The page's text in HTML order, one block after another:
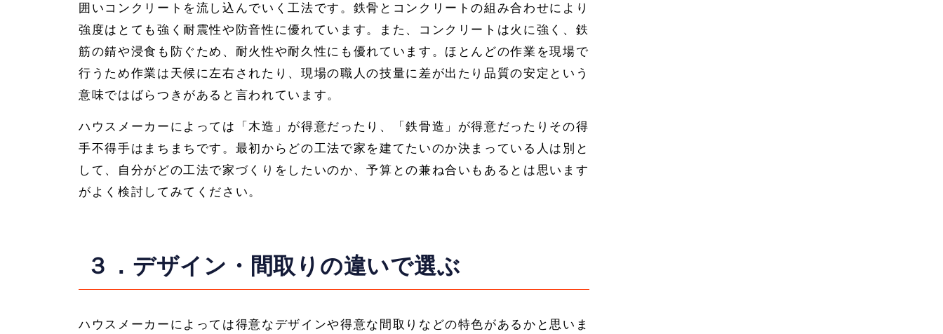
囲いコンクリートを流し込んでいく工法です。鉄骨とコンクリートの組み合わせにより
強度はとても強く耐震性や防音性に優れています。また、コンクリートは火に強く、鉄
筋の錆や浸食も防ぐため、耐火性や耐久性にも優れています。ほとんどの作業を現場で
行うため作業は天候に左右されたり、現場の職人の技量に差が出たり品質の安定という
意味ではばらつきがあると言われています。
ハウスメーカーによっては「木造」が得意だったり、「鉄骨造」が得意だったりその得
手不得手はまちまちです。最初からどの工法で家を建てたいのか決まっている人は別と
して、自分がどの工法で家づくりをしたいのか、予算との兼ね合いもあるとは思います
がよく検討してみてください。
３．デザイン・間取りの違いで選ぶ
ハウスメーカーによっては得意なデザインや得意な間取りなどの特色があるかと思いま